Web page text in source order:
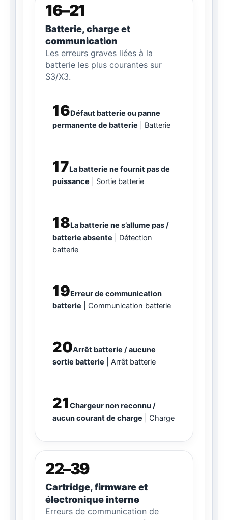
16–21
Batterie, charge et
communication
Les erreurs graves liées à la
batterie les plus courantes sur
S3/X3.
16Défaut batterie ou panne
permanente de batterie
Batterie
17La batterie ne fournit pas de
puissance
Sortie batterie
18La batterie ne s’allume pas /
batterie absente
Détection
batterie
19Erreur de communication
batterie
Communication batterie
20Arrêt batterie / aucune
sortie batterie
Arrêt batterie
21Chargeur non reconnu /
aucun courant de charge
Charge
22–39
Cartridge, firmware et
électronique interne
Erreurs de communication de